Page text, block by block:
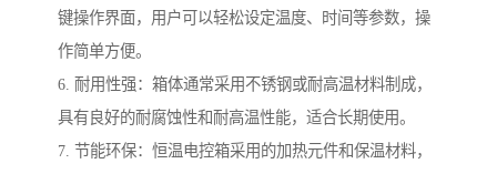
键操作界面，用户可以轻松设定温度、时间等参数，操
作简单方便。
6. 耐用性强：箱体通常采用不锈钢或耐高温材料制成，
具有良好的耐腐蚀性和耐高温性能，适合长期使用。
7. 节能环保：恒温电控箱采用的加热元件和保温材料，